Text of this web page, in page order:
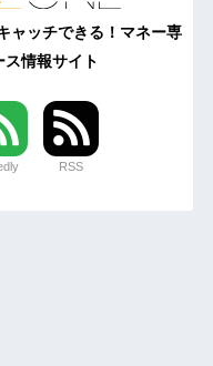
ャッチできる！マネー専
ス情報サイト
RSS